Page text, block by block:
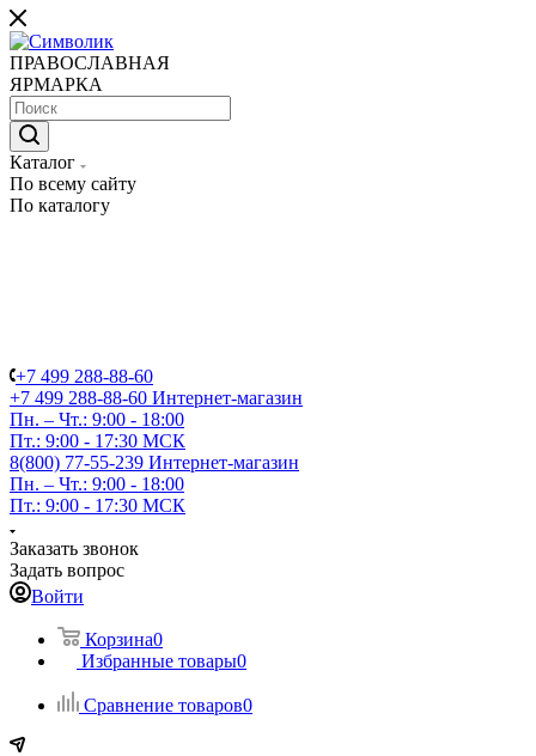
ПРАВОСЛАВНАЯ
ЯРМАРКА
Каталог
По всему сайту
По каталогу
+7 499 288-88-60
+7 499 288-88-60 Интернет-магазин
Пн. – Чт.: 9:00 - 18:00
Пт.: 9:00 - 17:30 МСК
8(800) 77-55-239 Интернет-магазин
Пн. – Чт.: 9:00 - 18:00
Пт.: 9:00 - 17:30 МСК
Заказать звонок
Задать вопрос
Войти
Корзина0
Избранные товары0
Сравнение товаров0